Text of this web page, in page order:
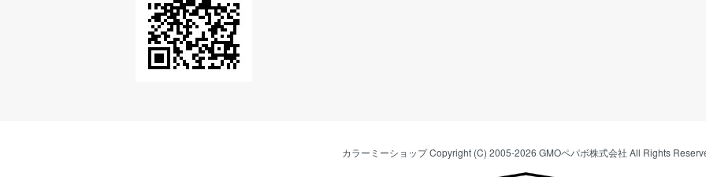
カラーミーショップCopyright (C) 2005-2026 GMOペパボ株式会社 All Rights